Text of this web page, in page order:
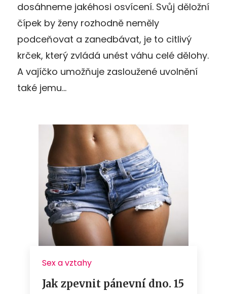
dosáhneme jakéhosi osvícení. Svůj děložní
čípek by ženy rozhodně neměly
podceňovat a zanedbávat, je to citlivý
krček, který zvládá unést váhu celé dělohy.
A vajíčko umožňuje zasloužené uvolnění
také jemu…